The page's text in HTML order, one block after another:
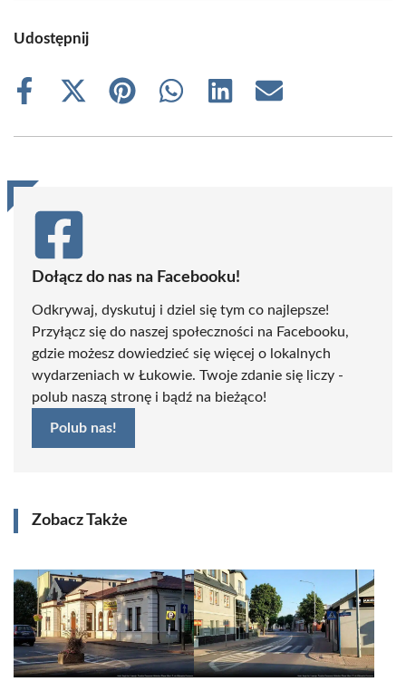
Udostępnij
Share
Share
(Twitter)
Share
Share
Share
Share
Dołącz do nas na Facebooku!
Odkrywaj, dyskutuj i dziel się tym co najlepsze!
Przyłącz się do naszej społeczności na Facebooku,
gdzie możesz dowiedzieć się więcej o lokalnych
wydarzeniach w Łukowie. Twoje zdanie się liczy -
polub naszą stronę i bądź na bieżąco!
Polub nas!
Zobacz Także